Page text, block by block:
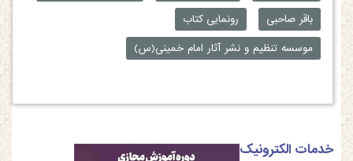
باقر صاحبی
رونمایی کتاب
موسسه تنظیم و نشر آثار امام خمینی(س)
خدمات الکترونیک